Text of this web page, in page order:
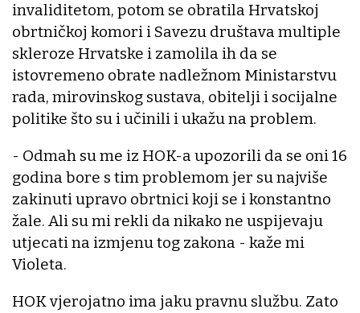
invaliditetom, potom se obratila Hrvatskoj
obrtničkoj komori i Savezu društava multiple
skleroze Hrvatske i zamolila ih da se
istovremeno obrate nadležnom Ministarstvu
rada, mirovinskog sustava, obitelji i socijalne
politike što su i učinili i ukažu na problem.
- Odmah su me iz HOK-a upozorili da se oni 16
godina bore s tim problemom jer su najviše
zakinuti upravo obrtnici koji se i konstantno
žale. Ali su mi rekli da nikako ne uspijevaju
utjecati na izmjenu tog zakona - kaže mi
Violeta.
HOK vjerojatno ima jaku pravnu službu. Zato